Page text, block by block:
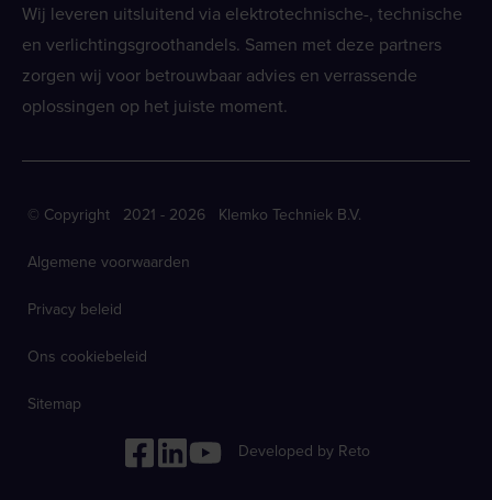
Wij leveren uitsluitend via elektrotechnische-, technische
en verlichtingsgroothandels. Samen met deze partners
zorgen wij voor betrouwbaar advies en verrassende
oplossingen op het juiste moment.
© Copyright 2021 - 2026 Klemko Techniek B.V.
Algemene voorwaarden
Privacy beleid
Ons cookiebeleid
Sitemap
Developed by Reto